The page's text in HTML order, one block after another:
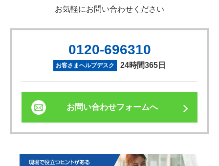
お気軽にお問い合わせください
0120-696310
お客さまヘルプデスク 24時間365日
お問い合わせフォームへ